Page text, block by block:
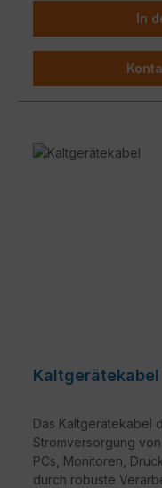
In
Kaltgerätekabel
Das Kaltgerätekabel
Stromversorgung
PCs, Monitoren,
durch robuste